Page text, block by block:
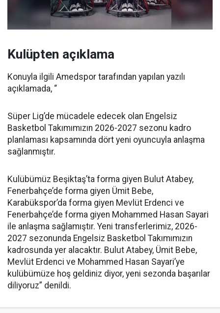
Kulüpten açıklama
Konuyla ilgili Amedspor tarafından yapılan yazılı
açıklamada, “
Süper Lig’de mücadele edecek olan Engelsiz
Basketbol Takımımızın 2026-2027 sezonu kadro
planlaması kapsamında dört yeni oyuncuyla anlaşma
sağlanmıştır.
Kulübümüz Beşiktaş’ta forma giyen Bulut Atabey,
Fenerbahçe’de forma giyen Ümit Bebe,
Karabükspor’da forma giyen Mevlüt Erdenci ve
Fenerbahçe’de forma giyen Mohammed Hasan Sayari
ile anlaşma sağlamıştır. Yeni transferlerimiz, 2026-
2027 sezonunda Engelsiz Basketbol Takımımızın
kadrosunda yer alacaktır. Bulut Atabey, Ümit Bebe,
Mevlüt Erdenci ve Mohammed Hasan Sayari’ye
kulübümüze hoş geldiniz diyor, yeni sezonda başarılar
diliyoruz” denildi.